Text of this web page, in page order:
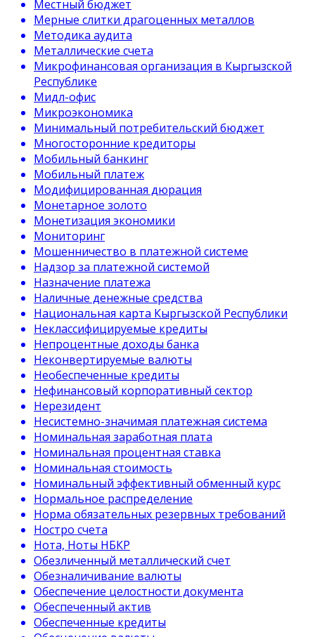
Местный бюджет
Мерные слитки драгоценных металлов
Методика аудита
Металлические счета
Микрофинансовая организация в Кыргызской
Республике
Мидл-офис
Микроэкономика
Минимальный потребительский бюджет
Многосторонние кредиторы
Мобильный банкинг
Мобильный платеж
Модифицированная дюрация
Монетарное золото
Монетизация экономики
Мониторинг
Мошенничество в платежной системе
Надзор за платежной системой
Назначение платежа
Наличные денежные средства
Национальная карта Кыргызской Республики
Неклассифицируемые кредиты
Непроцентные доходы банка
Неконвертируемые валюты
Необеспеченные кредиты
Нефинансовый корпоративный сектор
Нерезидент
Несистемно-значимая платежная система
Номинальная заработная плата
Номинальная процентная ставка
Номинальная стоимость
Номинальный эффективный обменный курс
Нормальное распределение
Норма обязательных резервных требований
Ностро счета
Нота, Ноты НБКР
Обезличенный металлический счет
Обезналичивание валюты
Обеспечение целостности документа
Обеспеченный актив
Обеспеченные кредиты